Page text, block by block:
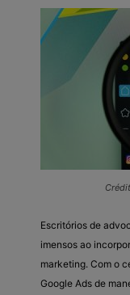
Escritórios de
imensos ao
marketing. Com o
Google Ads de